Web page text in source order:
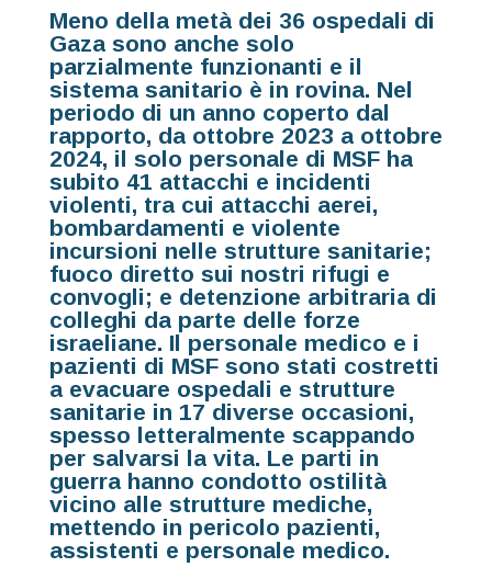
Meno della metà dei 36 ospedali di
Gaza sono anche solo
parzialmente funzionanti e il
sistema sanitario è in rovina. Nel
periodo di un anno coperto dal
rapporto, da ottobre 2023 a ottobre
2024, il solo personale di MSF ha
subito 41 attacchi e incidenti
violenti, tra cui attacchi aerei,
bombardamenti e violente
incursioni nelle strutture sanitarie;
fuoco diretto sui nostri rifugi e
convogli; e detenzione arbitraria di
colleghi da parte delle forze
israeliane. Il personale medico e i
pazienti di MSF sono stati costretti
a evacuare ospedali e strutture
sanitarie in 17 diverse occasioni,
spesso letteralmente scappando
per salvarsi la vita. Le parti in
guerra hanno condotto ostilità
vicino alle strutture mediche,
mettendo in pericolo pazienti,
assistenti e personale medico.